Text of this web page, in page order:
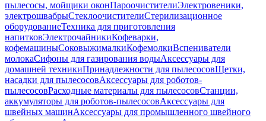
пылесосы, мойщики оконПароочистителиЭлектровеники,
электрошвабрыСтеклоочистителиСтерилизационное
оборудованиеТехника для приготовления
напитковЭлектрочайникиКофеварки,
кофемашиныСоковыжималкиКофемолкиВспениватели
молокаСифоны для газирования водыАксессуары для
домашней техникиПринадлежности для пылесосовЩетки,
насадки для пылесосовАксессуары для роботов-
пылесосовРасходные материалы для пылесосовСтанции,
аккумуляторы для роботов-пылесосовАксессуары для
швейных машинАксессуары для промышленного швейного